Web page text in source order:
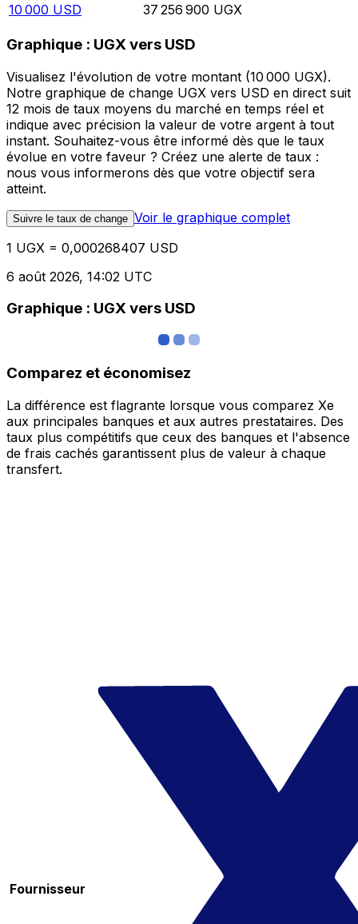
10 000 USD 37 256 900 UGX
Graphique : UGX vers USD
Visualisez l'évolution de votre montant (10 000 UGX).
Notre graphique de change UGX vers USD en direct suit
12 mois de taux moyens du marché en temps réel et
indique avec précision la valeur de votre argent à tout
instant. Souhaitez-vous être informé dès que le taux
évolue en votre faveur ? Créez une alerte de taux :
nous vous informerons dès que votre objectif sera
atteint.
Suivre le taux de change Voir le graphique complet
1 UGX = 0,000268407 USD
6 août 2026, 14:02 UTC
Graphique : UGX vers USD
Comparez et économisez
La différence est flagrante lorsque vous comparez Xe
aux principales banques et aux autres prestataires. Des
taux plus compétitifs que ceux des banques et l'absence
de frais cachés garantissent plus de valeur à chaque
transfert.
Fournisseur